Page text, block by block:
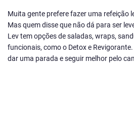
Muita gente prefere fazer uma refeição
Mas quem disse que não dá para ser
Lev tem opções de saladas, wraps,
funcionais, como o Detox e
dar uma parada e seguir melhor pelo